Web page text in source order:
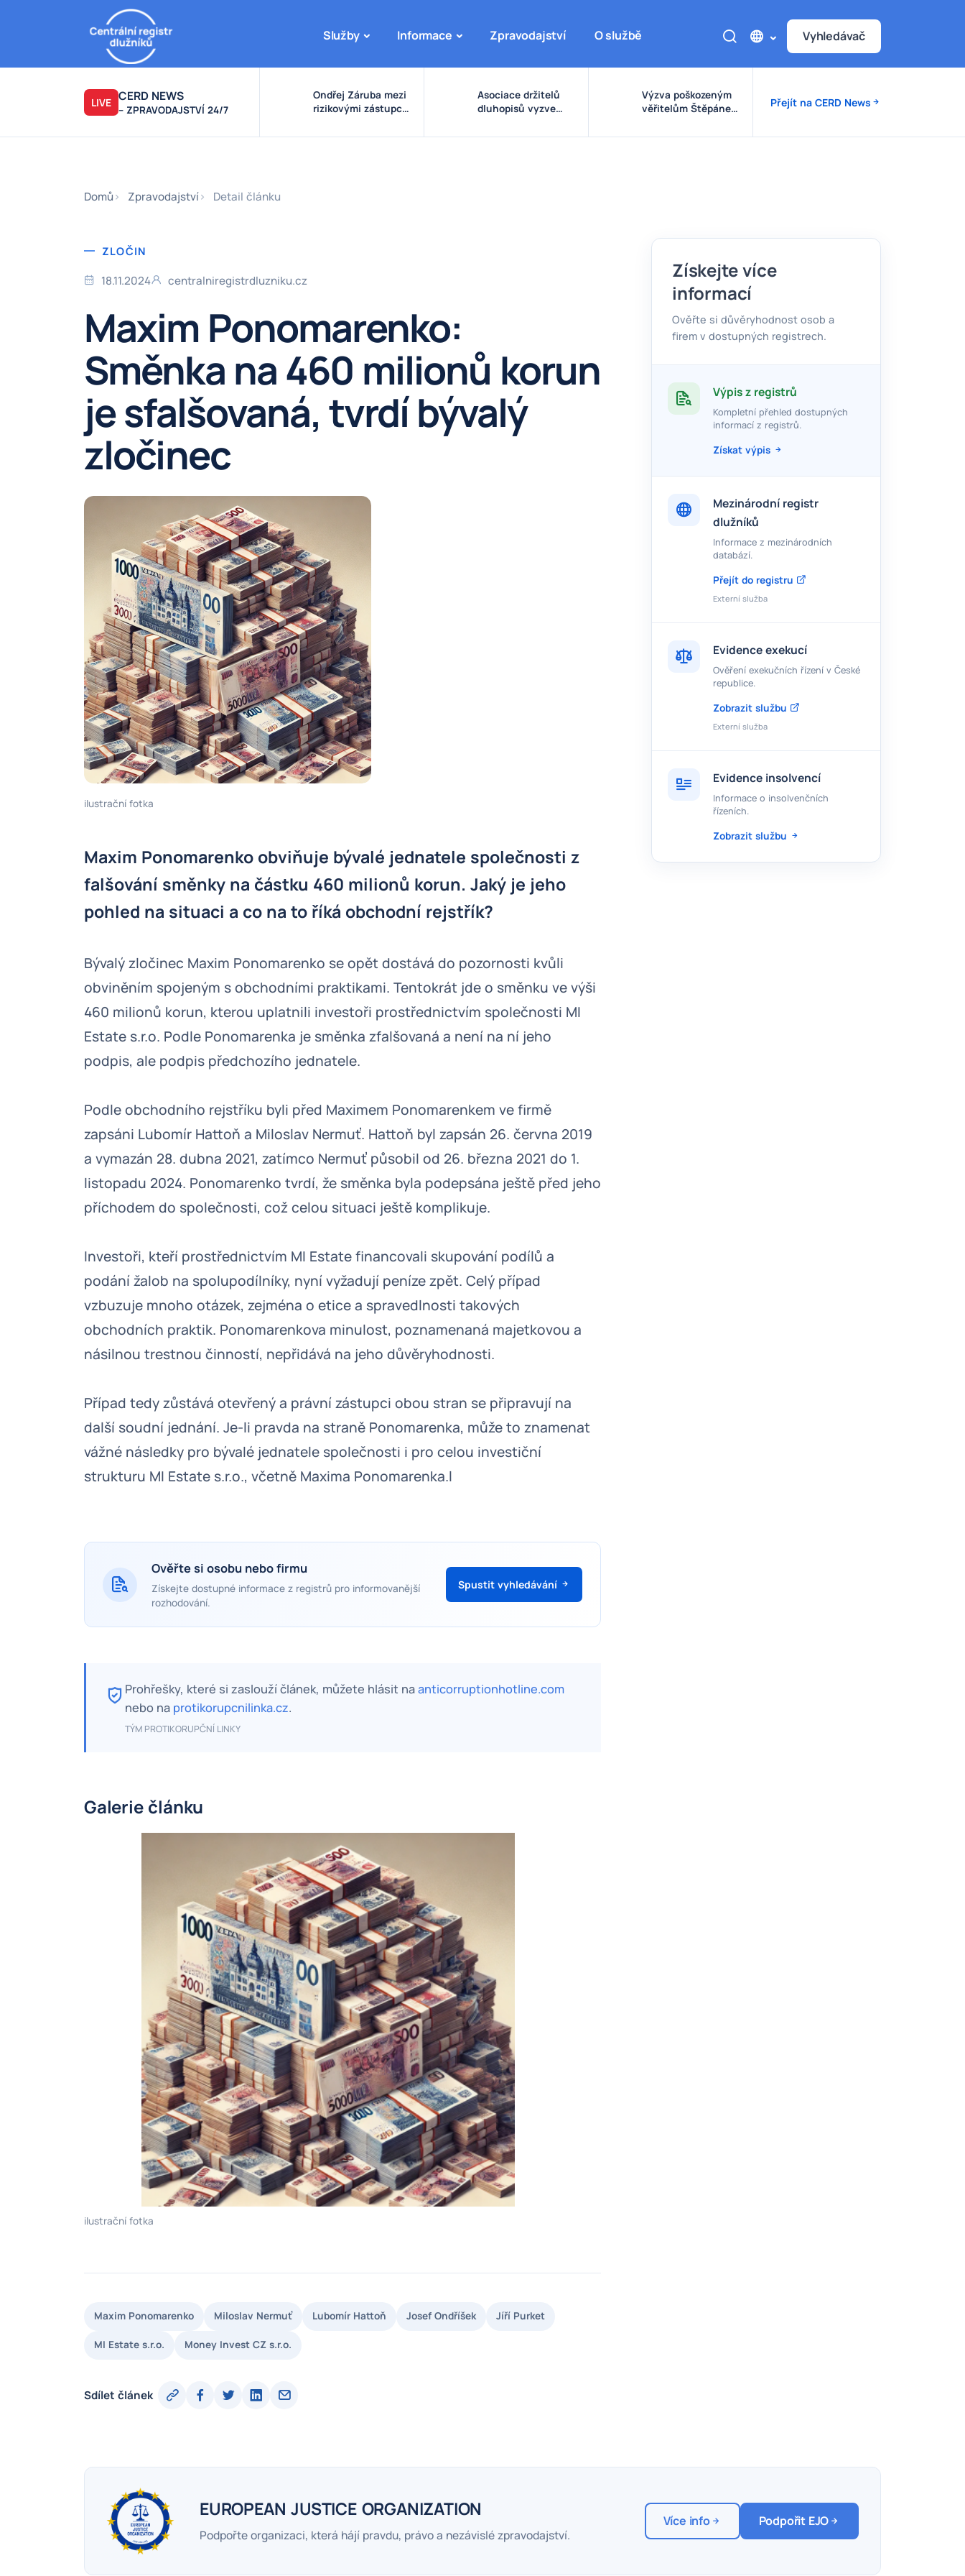
Služby Informace Zpravodajství O službě Vyhledávač
LIVE CERD NEWS
– ZPRAVODAJSTVÍ 24/7
Ondřej Záruba mezi
rizikovými zástupci:
kolem eDO, fondu
Asociace držitelů
dluhopisů vyzve
pravidel pro emise a
Výzva poškozeným
věřitelům Štěpánek
Přejít na CERD News
Domů Zpravodajství Detail článku
ZLOČIN
18.11.2024 centralniregistrdluzniku.cz
Maxim Ponomarenko:
Směnka na 460 milionů korun
je sfalšovaná, tvrdí bývalý
zločinec
ilustrační fotka
Maxim Ponomarenko obviňuje bývalé jednatele společnosti z
falšování směnky na částku 460 milionů korun. Jaký je jeho
pohled na situaci a co na to říká obchodní rejstřík?
Bývalý zločinec Maxim Ponomarenko se opět dostává do pozornosti kvůli
obviněním spojeným s obchodními praktikami. Tentokrát jde o směnku ve výši
460 milionů korun, kterou uplatnili investoři prostřednictvím společnosti MI
Estate s.r.o. Podle Ponomarenka je směnka zfalšovaná a není na ní jeho
podpis, ale podpis předchozího jednatele.
Podle obchodního rejstříku byli před Maximem Ponomarenkem ve firmě
zapsáni Lubomír Hattoň a Miloslav Nermuť. Hattoň byl zapsán 26. června 2019
a vymazán 28. dubna 2021, zatímco Nermuť působil od 26. března 2021 do 1.
listopadu 2024. Ponomarenko tvrdí, že směnka byla podepsána ještě před jeho
příchodem do společnosti, což celou situaci ještě komplikuje.
Investoři, kteří prostřednictvím MI Estate financovali skupování podílů a
podání žalob na spolupodílníky, nyní vyžadují peníze zpět. Celý případ
vzbuzuje mnoho otázek, zejména o etice a spravedlnosti takových
obchodních praktik. Ponomarenkova minulost, poznamenaná majetkovou a
násilnou trestnou činností, nepřidává na jeho důvěryhodnosti.
Případ tedy zůstává otevřený a právní zástupci obou stran se připravují na
další soudní jednání. Je-li pravda na straně Ponomarenka, může to znamenat
vážné následky pro bývalé jednatele společnosti i pro celou investiční
strukturu MI Estate s.r.o., včetně Maxima Ponomarenka.l
Ověřte si osobu nebo firmu
Získejte dostupné informace z registrů pro informovanější
rozhodování.
Spustit vyhledávání
Prohřešky, které si zaslouží článek, můžete hlásit naanticorruptionhotline.com
nebo na protikorupcnilinka.cz.
TÝM PROTIKORUPČNÍ LINKY
Galerie článku
ilustrační fotka
Maxim Ponomarenko Miloslav Nermuť Lubomír Hattoň Josef Ondříšek Jíří Purket
MI Estate s.r.o. Money Invest CZ s.r.o.
Sdílet článek
Získejte více
informací
Ověřte si důvěryhodnost osob a
firem v dostupných registrech.
Výpis z registrů
Kompletní přehled dostupných
informací z registrů.
Získat výpis
Mezinárodní registr
dlužníků
Informace z mezinárodních
databází.
Přejít do registru
Externí služba
Evidence exekucí
Ověření exekučních řízení v České
republice.
Zobrazit službu
Externí služba
Evidence insolvencí
Informace o insolvenčních
řízeních.
Zobrazit službu
EUROPEAN JUSTICE ORGANIZATION
Podpořte organizaci, která hájí pravdu, právo a nezávislé zpravodajství.
Více info Podpořit EJO